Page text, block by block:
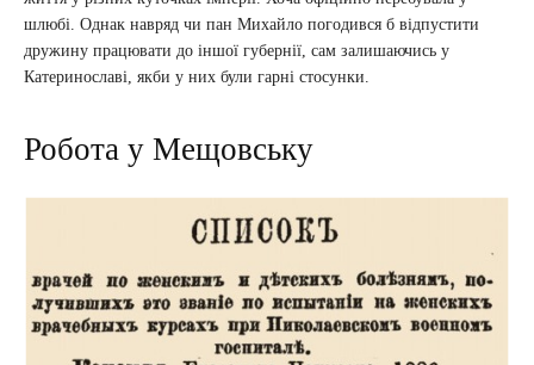
шлюбі. Однак навряд чи пан Михайло погодився б відпустити
дружину працювати до іншої губернії, сам залишаючись у
Катеринославі, якби у них були гарні стосунки.
Робота у Мещовську